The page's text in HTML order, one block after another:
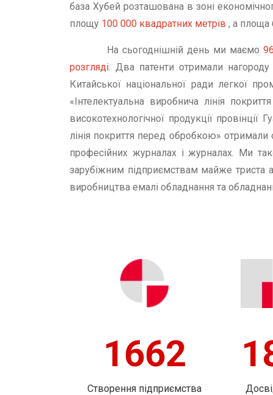
база Хубей розташована в зоні
площу 100 000 квадратних метрів , а площа
На сьогоднішній день ми маємо
розгляді. Два патенти отримали
Китайської національної ради легкої
«Інтелектуальна виробнича лінія
високотехнологічної продукції
лінія покриття перед обробкою» отримали
професійних журналах і журналах. Ми
зарубіжним підприємствам майже триста
виробництва емалі обладнання та
2003
Створення підприємства Досвід